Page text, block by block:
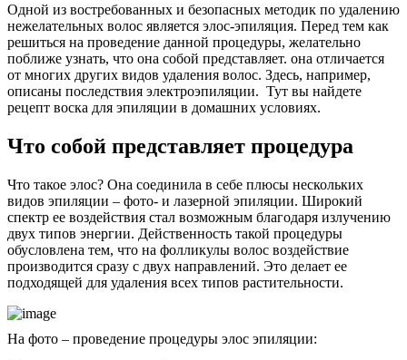
Одной из востребованных и безопасных методик по удалению
нежелательных волос является элос-эпиляция. Перед тем как
решиться на проведение данной процедуры, желательно
поближе узнать, что она собой представляет. она отличается
от многих других видов удаления волос. Здесь, например,
описаны последствия электроэпиляции. Тут вы найдете
рецепт воска для эпиляции в домашних условиях.
Что собой представляет процедура
Что такое элос? Она соединила в себе плюсы нескольких
видов эпиляции – фото- и лазерной эпиляции. Широкий
спектр ее воздействия стал возможным благодаря излучению
двух типов энергии. Действенность такой процедуры
обусловлена тем, что на фолликулы волос воздействие
производится сразу с двух направлений. Это делает ее
подходящей для удаления всех типов растительности.
На фото – проведение процедуры элос эпиляции: